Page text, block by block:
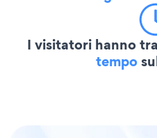
I visitatori hanno
tempo